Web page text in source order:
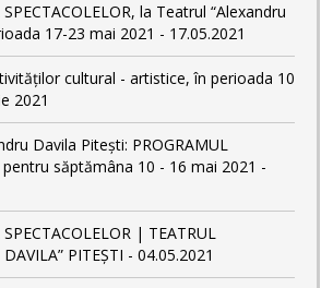
la Teatrul “Alexandru
17-23 mai 2021 - 17.05.2021
cultural - artistice, în perioada 10
2021
Davila Pitești: PROGRAMUL
săptămâna 10 - 16 mai 2021 -
| TEATRUL
PITEȘTI - 04.05.2021